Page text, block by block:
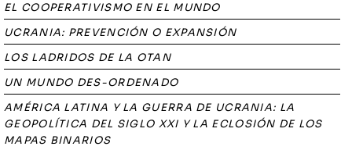
EL COOPERATIVISMO EN EL MUNDO
UCRANIA: PREVENCIÓN O EXPANSIÓN
LOS LADRIDOS DE LA OTAN
UN MUNDO DES-ORDENADO
AMÉRICA LATINA Y LA GUERRA DE UCRANIA: LA
GEOPOLÍTICA DEL SIGLO XXI Y LA ECLOSIÓN DE LOS
MAPAS BINARIOS